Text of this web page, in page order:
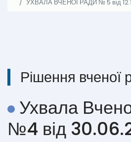
УХВАЛА ВЧЕНОЇ РАДИ № 5 від
Рішення вченої
Ухвала
№4 від